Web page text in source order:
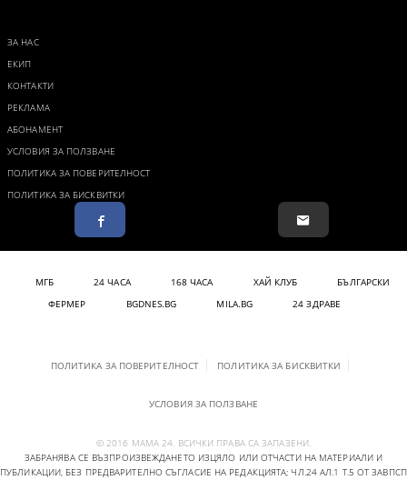
ЗА НАС
ЕКИП
КОНТАКТИ
РЕКЛАМА
АБОНАМЕНТ
УСЛОВИЯ ЗА ПОЛЗВАНЕ
ПОЛИТИКА ЗА ПОВЕРИТЕЛНОСТ
ПОЛИТИКА ЗА БИСКВИТКИ
МГБ 24 ЧАСА 168 ЧАСА ХАЙ КЛУБ
БЪЛГАРСКИ
ФЕРМЕР
BGDNES.BG MILA.BG 24 ЗДРАВЕ
ПОЛИТИКА ЗА ПОВЕРИТЕЛНОСТ ПОЛИТИКА ЗА БИСКВИТКИ
УСЛОВИЯ ЗА ПОЛЗВАНЕ
© 2016 МАМА 24. ВСИЧКИ ПРАВА СА ЗАПАЗЕНИ.
ЗАБРАНЯВА СЕ ВЪЗПРОИЗВЕЖДАНЕТО ИЗЦЯЛО ИЛИ ОТЧАСТИ НА МАТЕРИАЛИ И
ПУБЛИКАЦИИ, БЕЗ ПРЕДВАРИТЕЛНО СЪГЛАСИЕ НА РЕДАКЦИЯТА; ЧЛ.24 АЛ.1 Т.5 ОТ ЗАВПСП